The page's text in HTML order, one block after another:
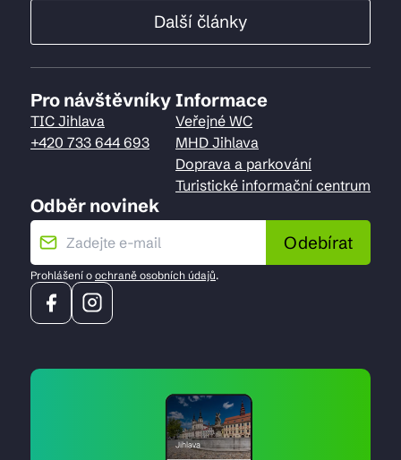
Další články
Pro návštěvníky
TIC Jihlava
+420 733 644 693
Informace
Veřejné WC
MHD Jihlava
Doprava a parkování
Turistické informační centrum
Odběr novinek
Odebírat
Prohlášení o ochraně osobních údajů.